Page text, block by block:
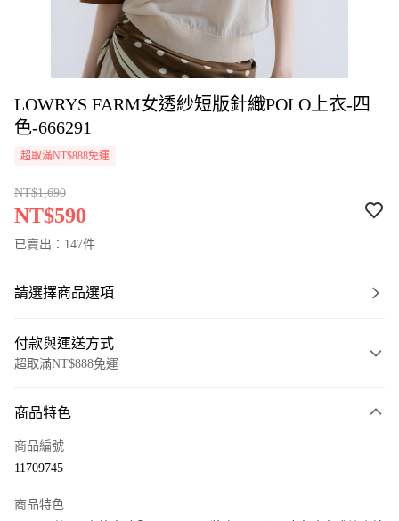
LOWRYS FARM女透紗短版針織POLO上衣-四
色-666291
超取滿NT$888免運
NT$1,690
NT$590
已賣出：147件
請選擇商品選項
付款與運送方式
超取滿NT$888免運
信用卡一次付款
商品特色
商品編號
11709745
商品特色